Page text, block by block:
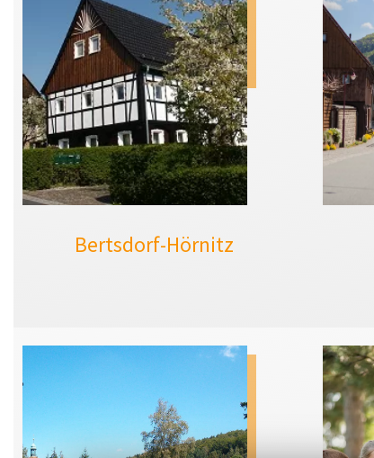
Bertsdorf-Hörnitz